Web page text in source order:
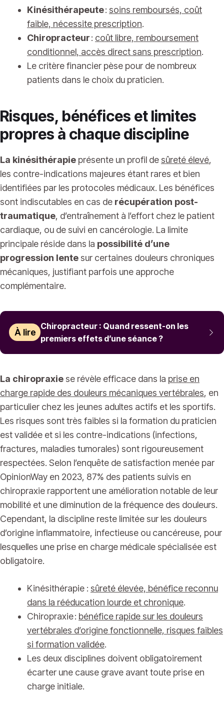
Kinésithérapeute: soins remboursés, coût
faible, nécessite prescription.
Chiropracteur: coût libre, remboursement
conditionnel, accès direct sans prescription.
Le critère financier pèse pour de nombreux
patients dans le choix du praticien.
Risques, bénéfices et limites
propres à chaque discipline
La kinésithérapie présente un profil de sûreté élevé,
les contre-indications majeures étant rares et bien
identifiées par les protocoles médicaux. Les bénéfices
sont indiscutables en cas de récupération post-
traumatique, d’entraînement à l’effort chez le patient
cardiaque, ou de suivi en cancérologie. La limite
principale réside dans la possibilité d’une
progression lente sur certaines douleurs chroniques
mécaniques, justifiant parfois une approche
complémentaire.
À lire
Chiropracteur : Quand ressent-on les
premiers effets d’une séance ?
La chiropraxie se révèle efficace dans la prise en
charge rapide des douleurs mécaniques vertébrales, en
particulier chez les jeunes adultes actifs et les sportifs.
Les risques sont très faibles si la formation du praticien
est validée et si les contre-indications (infections,
fractures, maladies tumorales) sont rigoureusement
respectées. Selon l’enquête de satisfaction menée par
OpinionWay en 2023, 87% des patients suivis en
chiropraxie rapportent une amélioration notable de leur
mobilité et une diminution de la fréquence des douleurs.
Cependant, la discipline reste limitée sur les douleurs
d’origine inflammatoire, infectieuse ou cancéreuse, pour
lesquelles une prise en charge médicale spécialisée est
obligatoire.
Kinésithérapie : sûreté élevée, bénéfice reconnu
dans la rééducation lourde et chronique.
Chiropraxie : bénéfice rapide sur les douleurs
vertébrales d’origine fonctionnelle, risques faibles
si formation validée.
Les deux disciplines doivent obligatoirement
écarter une cause grave avant toute prise en
charge initiale.